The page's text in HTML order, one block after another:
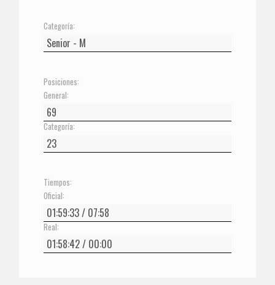
Categoría:
Posiciones:
General:
Categoría:
Tiempos:
Oficial:
Real: